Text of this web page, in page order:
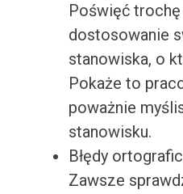
Poświęć
dostosowanie
stanowiska, o
Pokaże to
poważnie
stanowisku.
Błędy
Zawsze